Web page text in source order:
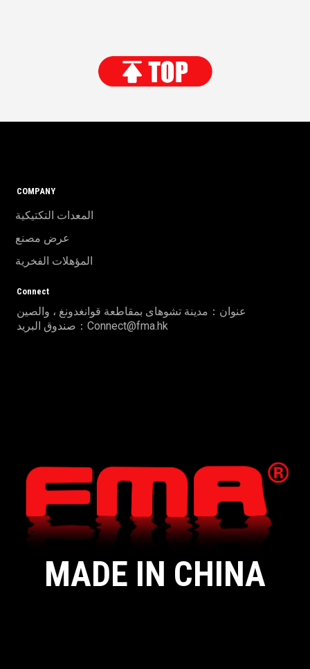
MADE IN CHINA
COMPANY
المعدات التكتيكية
عرض مصنع
المؤهلات الفخرية
Connect
عنوان：مدينة تشوهاى بمقاطعة قوانغدونغ ، والصين
صندوق البريد：Connect@fma.hk